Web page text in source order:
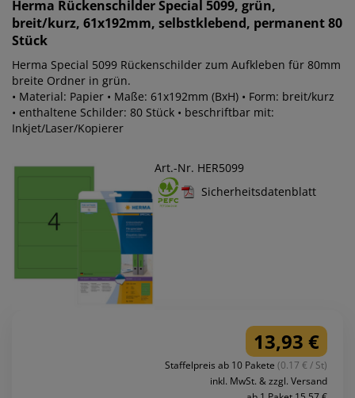
Herma Rückenschilder Special 5099, grün,
breit/kurz, 61x192mm, selbstklebend, permanent 80
Stück
Herma Special 5099 Rückenschilder zum Aufkleben für 80mm
breite Ordner in grün.
• Material: Papier • Maße: 61x192mm (BxH) • Form: breit/kurz
• enthaltene Schilder: 80 Stück • beschriftbar mit:
Inkjet/Laser/Kopierer
Art.-Nr. HER5099
Sicherheitsdatenblatt
13,93 €
Staffelpreis ab 10 Pakete (0.17 € / St)
inkl. MwSt. & zzgl. Versand